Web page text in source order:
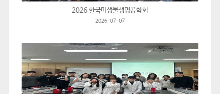
2026 한국미생물생명공학회
2026-07-07